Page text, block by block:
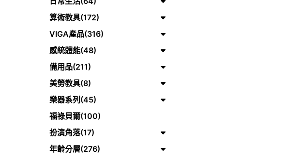
算術教具(172)
VIGA產品(316)
感統體能(48)
備用品(211)
美勞教具(8)
樂器系列(45)
福祿貝爾(100)
扮演角落(17)
年齡分層(276)